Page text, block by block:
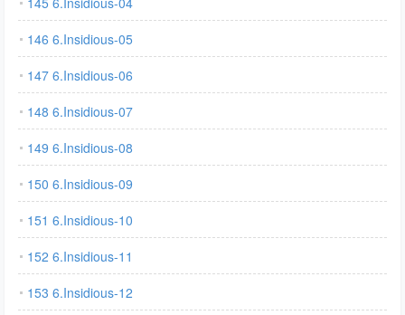
146 6.Insidious-05
147 6.Insidious-06
148 6.Insidious-07
149 6.Insidious-08
150 6.Insidious-09
151 6.Insidious-10
152 6.Insidious-11
153 6.Insidious-12